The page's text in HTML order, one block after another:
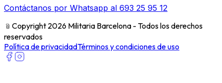
Contáctanos por Whatsapp al 693 25 95 12
﹫ Copyright 2026 Militaria Barcelona - Todos los derechos
reservados
Política de privacidadTérminos y condiciones de uso